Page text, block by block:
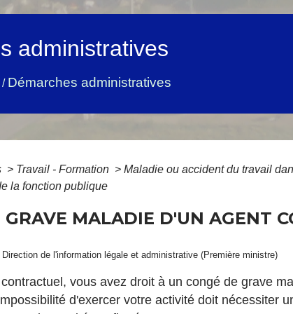
administratives
/ Démarches administratives
> Travail - Formation > Maladie ou accident du travail
la fonction publique
GRAVE MALADIE D'UN AGENT
de l'information légale et administrative (Première ministre)
vous avez droit à un congé de grave
d'exercer votre activité doit nécessiter